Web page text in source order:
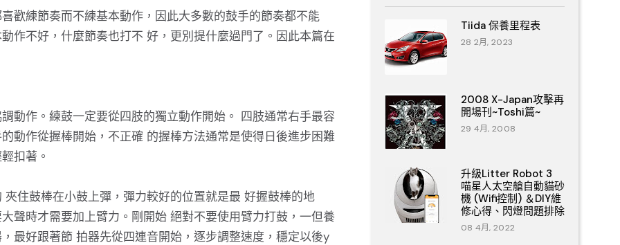
歡練節奏而不練基本動作，因此大多數的鼓手的節奏都不能
作不好，什麼節奏也打不 好，更別提什麼過門了。因此本篇在
動作。練鼓一定要從四肢的獨立動作開始。 四肢通常右手最容
動作從握棒開始，不正確 的握棒方法通常是使得日後進步困難
扣著。
住鼓棒在小鼓上彈，彈力較好的位置就是最 好握鼓棒的地
聲時才需要加上臂力。剛開始 絕對不要使用臂力打鼓，一但養
最好跟著節 拍器先從四連音開始，逐步調整速度，穩定以後y
Tiida 保養里程表
28 2月, 2023
2008 X-Japan攻擊再
開場刊~Toshi篇~
29 4月, 2008
升級Litter Robot 3
喵星人太空艙自動貓砂
機 (Wifi控制) ＆DIY維
修心得、閃燈問題排除
08 4月, 2022